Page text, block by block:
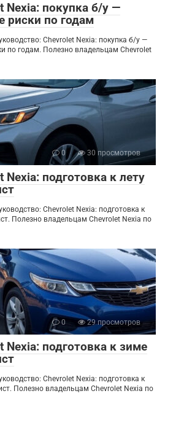
Nexia: покупка б/у —
риски по годам
Chevrolet Nexia: покупка б/у —
по годам. Полезно владельцам Chevrolet
0 30 просмотров
Nexia: подготовка к лету
Chevrolet Nexia: подготовка к
Полезно владельцам Chevrolet Nexia по
0 29 просмотров
Nexia: подготовка к зиме
Chevrolet Nexia: подготовка к
Полезно владельцам Chevrolet Nexia по